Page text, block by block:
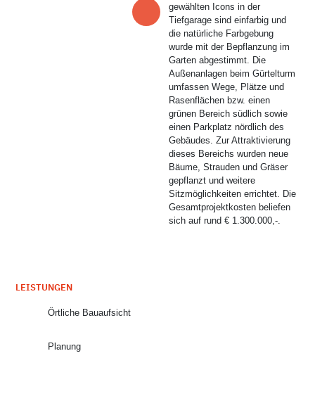
gewählten Icons in der
Tiefgarage sind einfarbig und
die natürliche Farbgebung
wurde mit der Bepflanzung im
Garten abgestimmt. Die
Außenanlagen beim Gürtelturm
umfassen Wege, Plätze und
Rasenflächen bzw. einen
grünen Bereich südlich sowie
einen Parkplatz nördlich des
Gebäudes. Zur Attraktivierung
dieses Bereichs wurden neue
Bäume, Strauden und Gräser
gepflanzt und weitere
Sitzmöglichkeiten errichtet. Die
Gesamtprojektkosten beliefen
sich auf rund € 1.300.000,-.
LEISTUNGEN
Örtliche Bauaufsicht
Planung